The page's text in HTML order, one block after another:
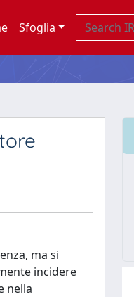
Sfoglia
ma si
incidere
nella